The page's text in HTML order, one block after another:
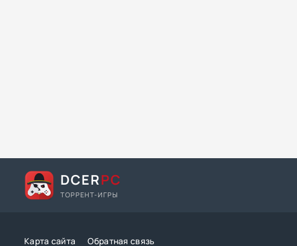
DCERPC
ТОРРЕНТ-ИГРЫ
Карта сайта Обратная связь